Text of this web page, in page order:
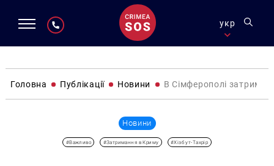
укр
Головна Публікації Новини В Сімферополі
Новини
#Важливо #Затримання в Криму #Хізб ут-Тахрір